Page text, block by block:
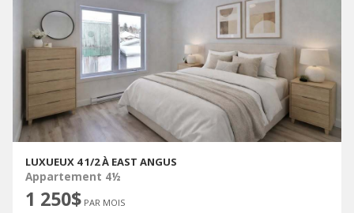
LUXUEUX 4 1/2 À EAST ANGUS
Appartement 4½
1 250$ PAR MOIS